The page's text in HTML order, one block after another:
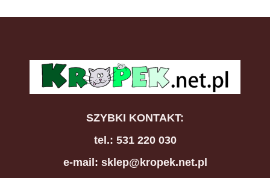
SZYBKI KONTAKT:
tel.: 531 220 030
e-mail: sklep@kropek.net.pl